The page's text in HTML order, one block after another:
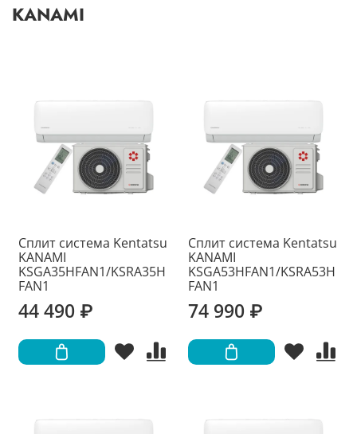
KANAMI
Сплит система Kentatsu
KANAMI
KSGA35HFAN1/KSRA35H
FAN1
44 490 ₽
Сплит система Kentatsu
KANAMI
KSGA53HFAN1/KSRA53H
FAN1
74 990 ₽